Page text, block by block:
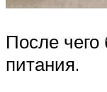
После
питания.